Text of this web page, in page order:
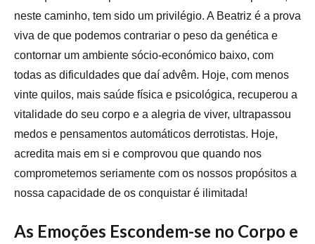
neste caminho, tem sido um privilégio. A Beatriz é a prova
viva de que podemos contrariar o peso da genética e
contornar um ambiente sócio-económico baixo, com
todas as dificuldades que daí advêm. Hoje, com menos
vinte quilos, mais saúde física e psicológica, recuperou a
vitalidade do seu corpo e a alegria de viver, ultrapassou
medos e pensamentos automáticos derrotistas. Hoje,
acredita mais em si e comprovou que quando nos
comprometemos seriamente com os nossos propósitos a
nossa capacidade de os conquistar é ilimitada!
As Emoções Escondem-se no Corpo e